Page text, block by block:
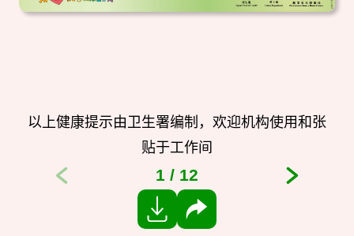
以上健康提示由卫生署编制，欢迎机构使用和张
贴于工作间
1 / 12
分享